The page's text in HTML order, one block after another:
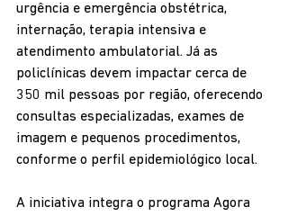
urgência e emergência obstétrica,
internação, terapia intensiva e
atendimento ambulatorial. Já as
policlínicas devem impactar cerca de
350 mil pessoas por região, oferecendo
consultas especializadas, exames de
imagem e pequenos procedimentos,
conforme o perfil epidemiológico local.
A iniciativa integra o programa Agora